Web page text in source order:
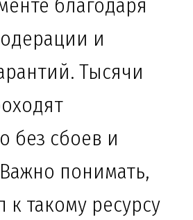
благодаря
и
Тысячи
без сбоев и
понимать,
к такому ресурсу